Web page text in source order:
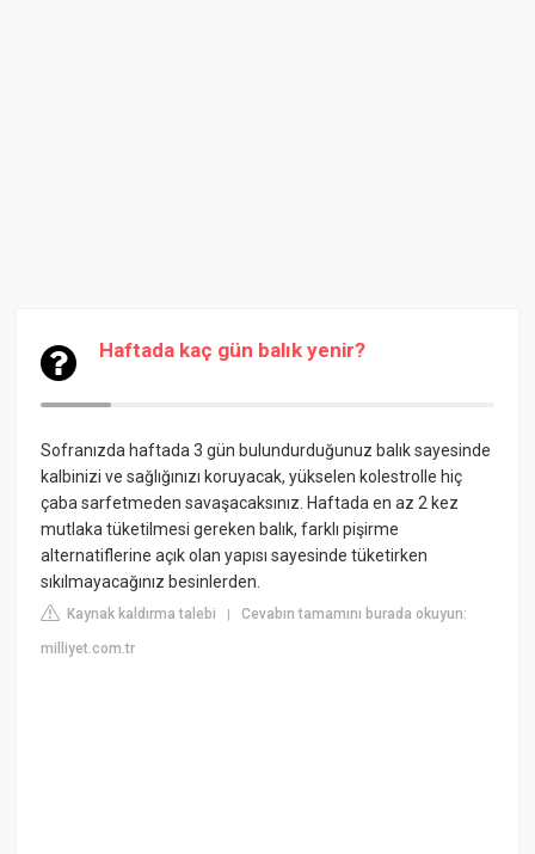
Haftada kaç gün balık yenir?
Sofranızda haftada 3 gün bulundurduğunuz balık sayesinde
kalbinizi ve sağlığınızı koruyacak, yükselen kolestrolle hiç
çaba sarfetmeden savaşacaksınız. Haftada en az 2 kez
mutlaka tüketilmesi gereken balık, farklı pişirme
alternatiflerine açık olan yapısı sayesinde tüketirken
sıkılmayacağınız besinlerden.
Kaynak kaldırma talebi |Cevabın tamamını burada okuyun:
milliyet.com.tr